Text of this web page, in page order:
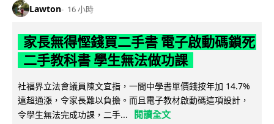
Lawton 16 小時
家長無得慳錢買二手書 電子啟動碼鎖死
二手教科書 學生無法做功課
社福界立法會議員陳文宜指，一間中學書單價錢按年加 14.7%
遠超通漲，令家長難以負擔。而且電子教材啟動碼這項設計，
令學生無法完成功課，二手...
閱讀全文